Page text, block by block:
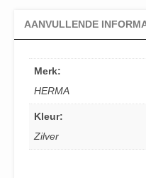
AANVULLENDE
Merk:
HERMA
Kleur:
Zilver